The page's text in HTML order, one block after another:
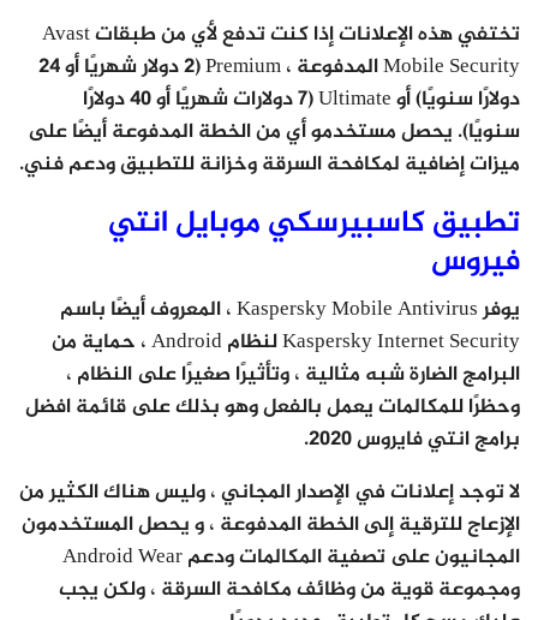
تختفي هذه الإعلانات إذا كنت تدفع لأي من طبقات Avast
Mobile Security المدفوعة ، Premium (2 دولار شهريًا أو 24
دولارًا سنويًا) أو Ultimate (7 دولارات شهريًا أو 40 دولارًا
سنويًا). يحصل مستخدمو أي من الخطة المدفوعة أيضًا على
ميزات إضافية لمكافحة السرقة وخزانة للتطبيق ودعم فني.
تطبيق كاسبيرسكي موبايل انتي
فيروس
يوفر Kaspersky Mobile Antivirus ، المعروف أيضًا باسم
Kaspersky Internet Security لنظام Android ، حماية من
البرامج الضارة شبه مثالية ، وتأثيرًا صغيرًا على النظام ،
وحظرًا للمكالمات يعمل بالفعل وهو بذلك على قائمة افضل
برامج انتي فايروس 2020.
لا توجد إعلانات في الإصدار المجاني ، وليس هناك الكثير من
الإزعاج للترقية إلى الخطة المدفوعة ، و يحصل المستخدمون
المجانيون على تصفية المكالمات ودعم Android Wear
ومجموعة قوية من وظائف مكافحة السرقة ، ولكن يجب